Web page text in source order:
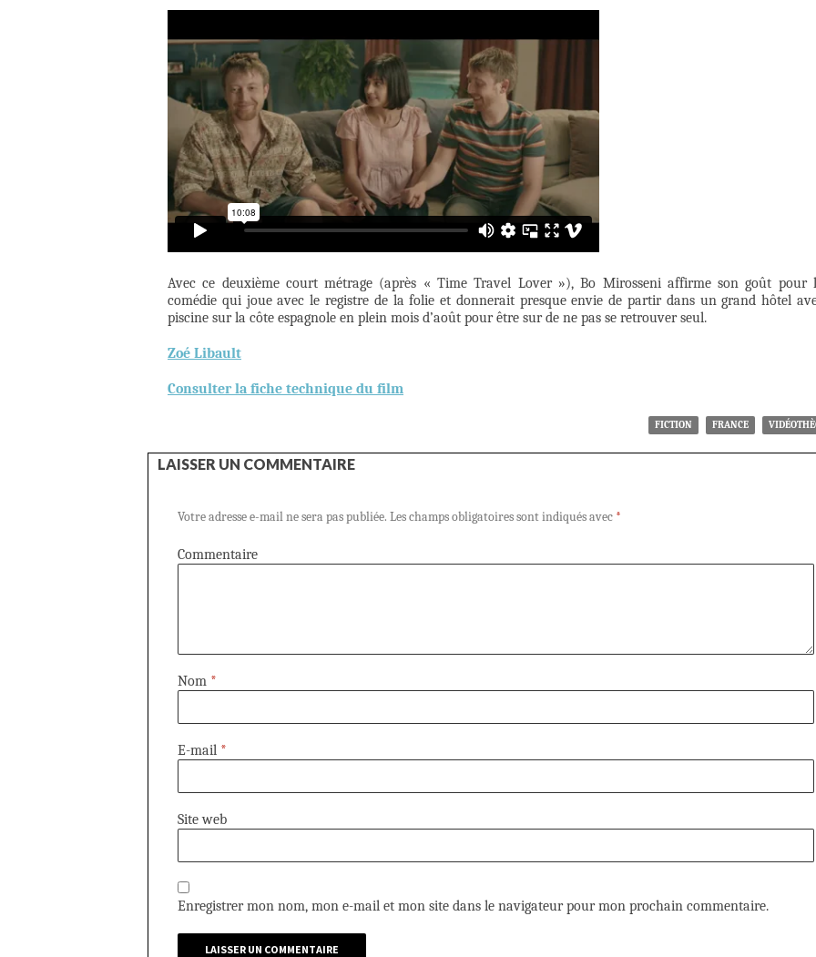
Avec ce deuxième court métrage (après « Time Travel Lover »), Bo Mirosseni affirme son goût pour
comédie qui joue avec le registre de la folie et donnerait presque envie de partir dans un grand hôtel
piscine sur la côte espagnole en plein mois d’août pour être sur de ne pas se retrouver seul.
Zoé Libault
Consulter la fiche technique du film
FICTION FRANCE
LAISSER UN COMMENTAIRE
Votre adresse e-mail ne sera pas publiée. Les champs obligatoires sont indiqués avec *
Commentaire
Nom *
E-mail *
Site web
Enregistrer mon nom, mon e-mail et mon site dans le navigateur pour mon prochain commentaire.